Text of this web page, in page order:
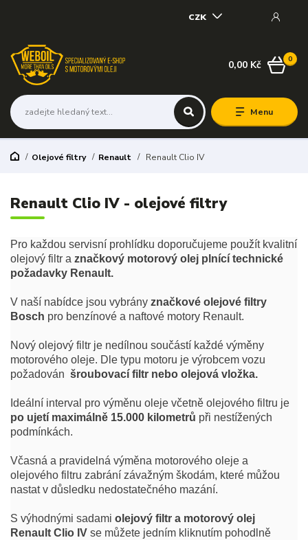
Menu
CZK
0
0,00 Kč
Olejové filtry Renault Renault Clio IV
Renault Clio IV - olejové filtry
Pro každou servisní prohlídku doporučujeme použít kvalitní
olejový filtr a značkový motorový olej plnící technické
požadavky Renault.
V naší nabídce jsou vybrány značkové olejové filtry
Bosch pro benzínové a naftové motory Renault.
Nový olejový filtr je nedílnou součástí každé výměny
motorového oleje. Dle typu motoru je výrobcem vozu
požadován šroubovací filtr nebo olejová vložka.
Ideální interval pro výměnu oleje včetně olejového filtru je
po ujetí maximálně 15.000 kilometrů při nestížených
podmínkách.
Včasná a pravidelná výměna motorového oleje a
olejového filtru zabrání závažným škodám, které můžou
nastat v důsledku nedostatečného mazání.
S výhodnými sadami olejový filtr a motorový olej
Renault Clio IV se můžete jedním kliknutím pohodlně